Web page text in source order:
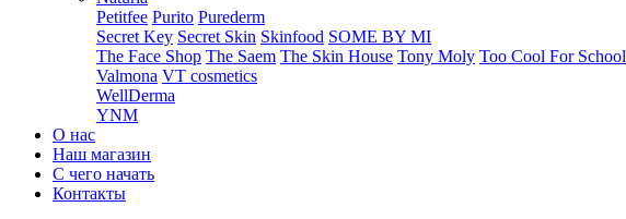
Petitfee Purito Purederm
Secret Key Secret Skin Skinfood SOME BY MI
The Face Shop The Saem The Skin House Tony Moly Too Cool For School
Valmona VT cosmetics
WellDerma
YNM
О нас
Наш магазин
С чего начать
Контакты